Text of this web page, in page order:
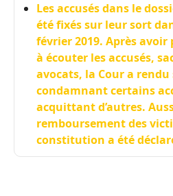
Les accusés dans le
été fixés sur leur sort
février 2019. Après avoir
à écouter les accusés,
avocats, la Cour a
condamnant certains
acquittant d’autres.
remboursement des
constitution a été